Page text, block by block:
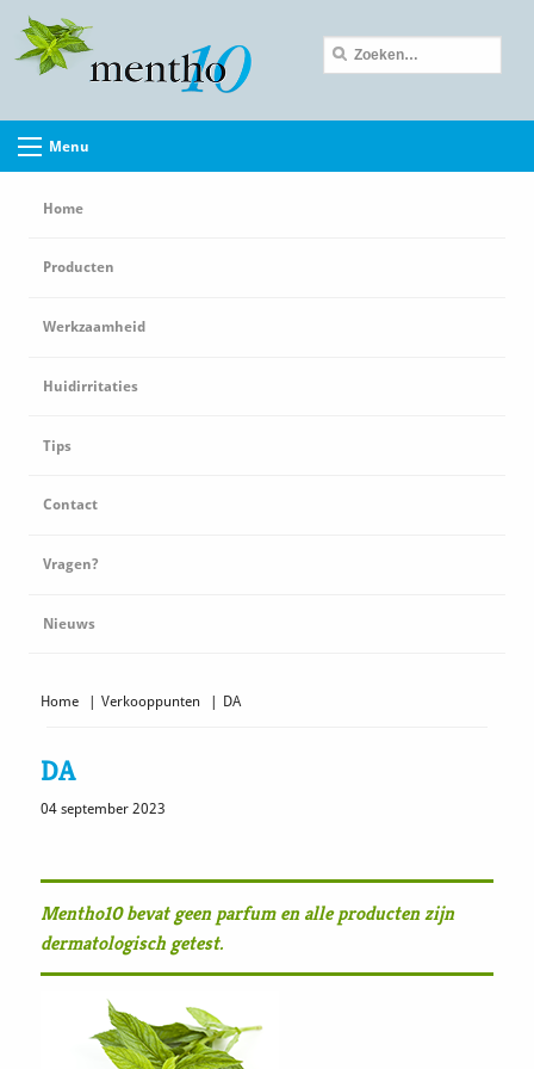
Menu
Home
Producten
Werkzaamheid
Huidirritaties
Tips
Contact
Vragen?
Nieuws
Home Verkooppunten DA
DA
04 september 2023
Mentho10 bevat geen parfum en alle producten zijn
dermatologisch getest.